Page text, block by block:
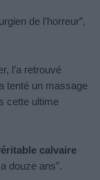
de l’horreur”,
l’a retrouvé
tenté un massage
cette ultime
calvaire
douze ans”.